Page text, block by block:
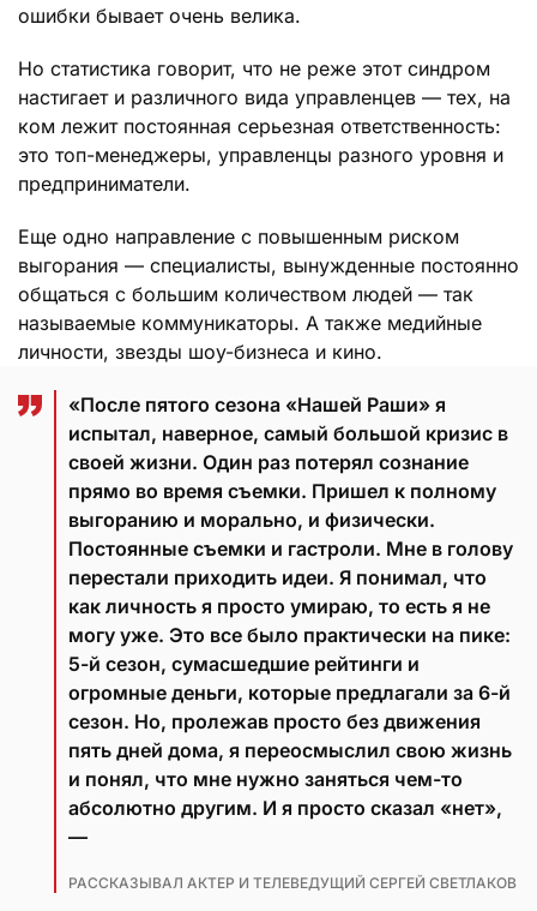
ошибки бывает очень велика.
Но статистика говорит, что не реже этот синдром
настигает и различного вида управленцев — тех, на
ком лежит постоянная серьезная ответственность:
это топ-менеджеры, управленцы разного уровня и
предприниматели.
Еще одно направление с повышенным риском
выгорания — специалисты, вынужденные постоянно
общаться с большим количеством людей — так
называемые коммуникаторы. А также медийные
личности, звезды шоу-бизнеса и кино.
«После пятого сезона «Нашей Раши» я
испытал, наверное, самый большой кризис в
своей жизни. Один раз потерял сознание
прямо во время съемки. Пришел к полному
выгоранию и морально, и физически.
Постоянные съемки и гастроли. Мне в голову
перестали приходить идеи. Я понимал, что
как личность я просто умираю, то есть я не
могу уже. Это все было практически на пике:
5-й сезон, сумасшедшие рейтинги и
огромные деньги, которые предлагали за 6-й
сезон. Но, пролежав просто без движения
пять дней дома, я переосмыслил свою жизнь
и понял, что мне нужно заняться чем-то
абсолютно другим. И я просто сказал «нет»,
—
РАССКАЗЫВАЛ АКТЕР И ТЕЛЕВЕДУЩИЙ СЕРГЕЙ СВЕТЛАКОВ